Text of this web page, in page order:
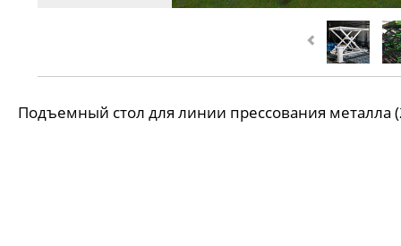
Подъемный стол для линии прессования металла